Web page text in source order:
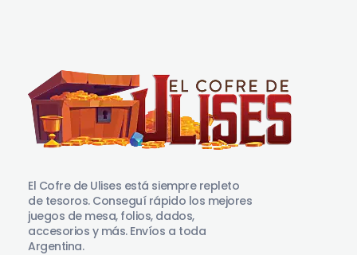
El Cofre de Ulises está siempre repleto
de tesoros. Conseguí rápido los mejores
juegos de mesa, folios, dados,
accesorios y más. Envíos a toda
Argentina.